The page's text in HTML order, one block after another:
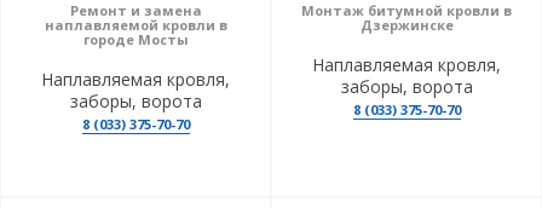
Ремонт и замена
наплавляемой кровли в
городе Мосты
Наплавляемая кровля,
заборы, ворота
8 (033) 375-70-70
Монтаж битумной кровли в
Дзержинске
Наплавляемая кровля,
заборы, ворота
8 (033) 375-70-70